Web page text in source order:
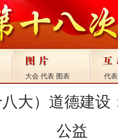
大会 代表 图表 代
八大）道德建
公益